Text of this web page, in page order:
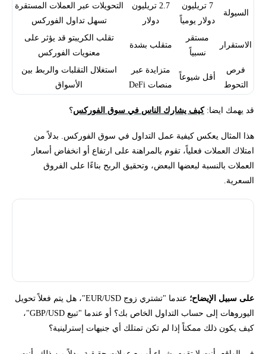
السيولة
7 تريليون
دولار يومياً
2.7 تريليون
دولار
التحويلات عبر العملات المستقرة
تسهل تداول الفوركس
الاستقرار
مستقر
نسبياً
متقلب بشدة
تقلب الكريبتو قد يؤثر على
معنويات الفوركس
فرص
التحوط
أقل شيوعاً
متزايدة عبر
منصات DeFi
استغلال التقلبات والربط بين
الأسواق
قد يهمك ايضا:كيف يشارك الناس في سوق الفوركس؟
هذا المثال يعكس كيفية عمل التداول في سوق الفوركس. بدلاً من
امتلاك العملات فعلياً، تقوم بالمراهنة على ارتفاع أو انخفاض أسعار
العملات بالنسبة لبعضها البعض، وتحقيق الربح بناءًا على الفروق
السعرية.
على سبيل الإيضاح؛
عندما "تشتري زوج EUR/USD"، هل يتم فعلاً تحويل
اليوروهات إلى حساب التداول الخاص بك؟ أو عندما "تبيع GBP/USD"،
كيف يكون ذلك ممكناً إذا لم تكن تمتلك أي جنيهات إسترلينية؟